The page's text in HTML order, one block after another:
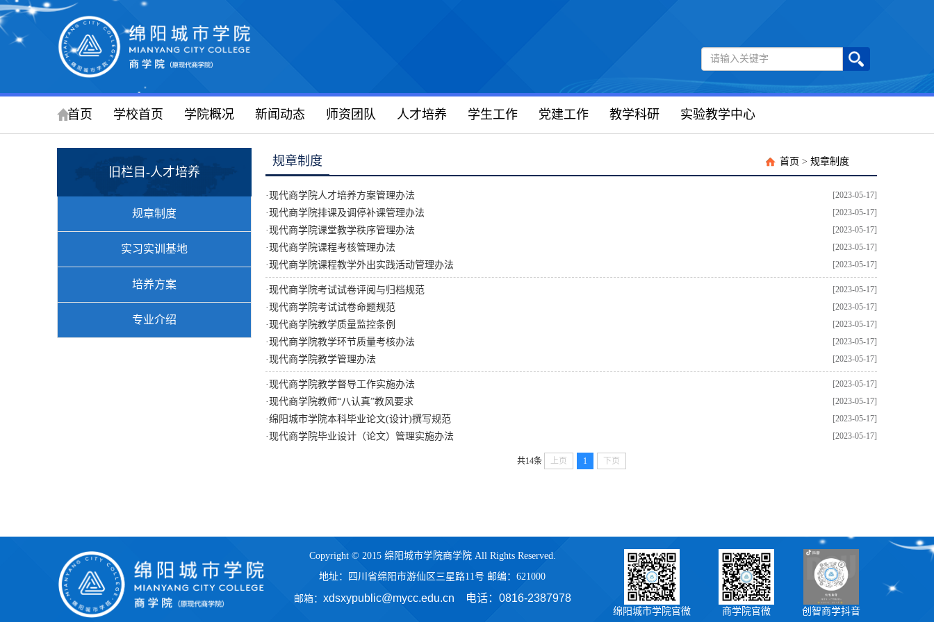
首页 学校首页 学院概况 新闻动态 师资团队 人才培养 学生工作 党建工作 教学科研 实验教学中心
旧栏目-人才培养
规章制度
实习实训基地
培养方案
专业介绍
规章制度 首页 > 规章制度
[2023-05-17]
·现代商学院人才培养方案管理办法
[2023-05-17]
·现代商学院排课及调停补课管理办法
[2023-05-17]
·现代商学院课堂教学秩序管理办法
[2023-05-17]
·现代商学院课程考核管理办法
[2023-05-17]
·现代商学院课程教学外出实践活动管理办法
[2023-05-17]
·现代商学院考试试卷评阅与归档规范
[2023-05-17]
·现代商学院考试试卷命题规范
[2023-05-17]
·现代商学院教学质量监控条例
[2023-05-17]
·现代商学院教学环节质量考核办法
[2023-05-17]
·现代商学院教学管理办法
[2023-05-17]
·现代商学院教学督导工作实施办法
[2023-05-17]
·现代商学院教师“八认真”教风要求
[2023-05-17]
·绵阳城市学院本科毕业论文(设计)撰写规范
[2023-05-17]
·现代商学院毕业设计（论文）管理实施办法
共14条 上页 1 下页
Copyright © 2015 绵阳城市学院商学院 All Rights Reserved.
地址：四川省绵阳市游仙区三星路11号 邮编：621000
邮箱： xdsxypublic@mycc.edu.cn 电话： 0816-2387978
绵阳城市学院官微 商学院官微 创智商学抖音